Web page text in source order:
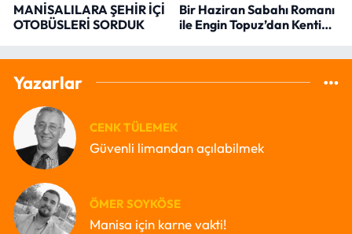
MANİSALILARA ŞEHİR İÇİ
OTOBÜSLERİ SORDUK
Bir Haziran Sabahı Romanı
ile Engin Topuz’dan Kenti
Yazarlar
CENK TÜLEMEK
Güvenli limandan açılabilmek
ÖMER SOYKÖSE
Manisa için karne vakti!